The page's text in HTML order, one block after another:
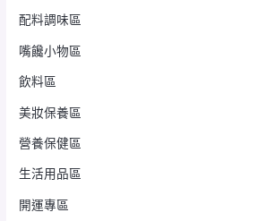
配料調味區
嘴饞小物區
飲料區
美妝保養區
營養保健區
生活用品區
開運專區